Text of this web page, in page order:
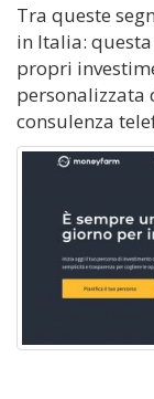
Tra queste
in Italia:
propri
personalizzata
consulenza